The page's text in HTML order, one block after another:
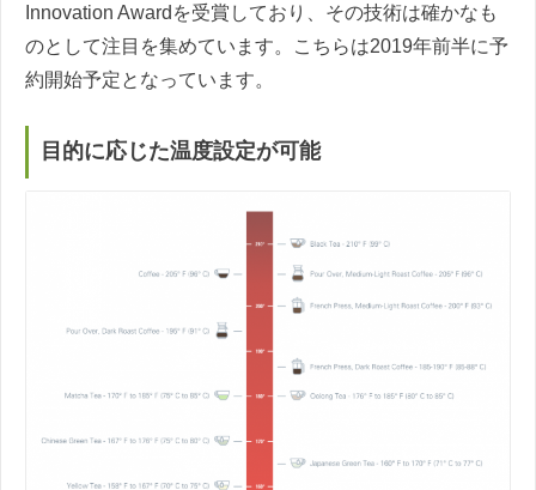
Innovation Awardを受賞しており、その技術は確かなも
のとして注目を集めています。こちらは2019年前半に予
約開始予定となっています。
目的に応じた温度設定が可能